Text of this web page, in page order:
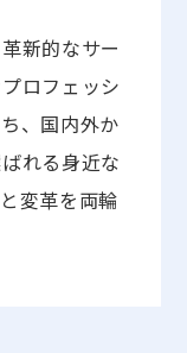
新的なサー
ロフェッシ
、国内外か
れる身近な
変革を両輪